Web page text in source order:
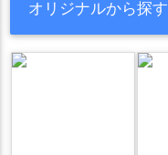
オリジナルから探す